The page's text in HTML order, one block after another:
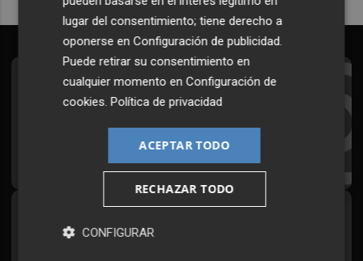
Suscríbete al Boletín
¡Quiero suscribirme!
Síguenos en redes
lugar del consentimiento; tiene derecho a
oponerse enConfiguración de publicidad.
Puede retirar su consentimiento en
cualquier momento enConfiguración de
cookies.Política de privacidad
ACEPTAR TODO
RECHAZAR TODO
CONFIGURAR